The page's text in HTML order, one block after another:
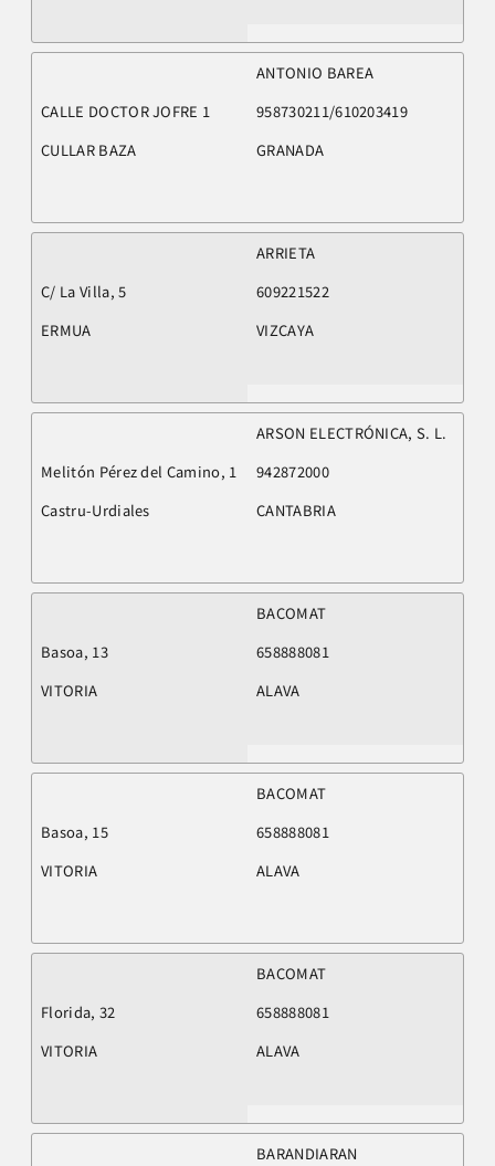
ANTONIO BAREA
CALLE DOCTOR JOFRE 1
958730211/610203419
CULLAR BAZA
GRANADA
ARRIETA
C/ La Villa, 5
609221522
ERMUA
VIZCAYA
ARSON ELECTRÓNICA, S. L.
Melitón Pérez del Camino, 1
942872000
Castru-Urdiales
CANTABRIA
BACOMAT
Basoa, 13
658888081
VITORIA
ALAVA
BACOMAT
Basoa, 15
658888081
VITORIA
ALAVA
BACOMAT
Florida, 32
658888081
VITORIA
ALAVA
BARANDIARAN